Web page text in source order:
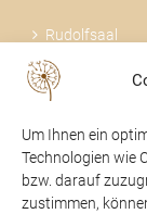
Um Ihnen ein
Technologien wie
bzw. darauf
zustimmen,
Rudolfsaal
Über uns